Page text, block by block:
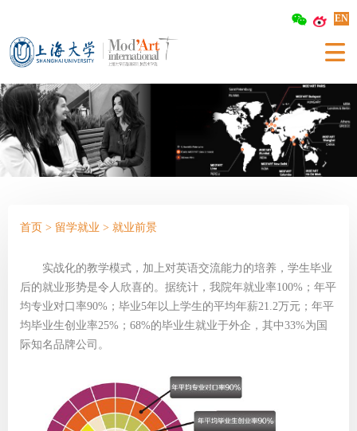
EN
首页 > 留学就业 > 就业前景
实战化的教学模式，加上对英语交流能力的培养，学生毕业
后的就业形势是令人欣喜的。 据统计，我院年就业率100%；年平
均专业对口率90%；毕业5年以上学生的平均年薪21.2万元；年平
均毕业生创业率25%；68%的毕业生就业于外企，其中33%为国
际知名品牌公司。